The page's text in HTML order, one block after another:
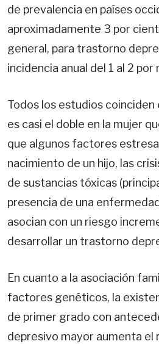
de prevalencia en países
aproximadamente 3 por
general, para trastorno
incidencia anual del 1 al 2 por
Todos los estudios coinciden
es casi el doble en la mujer
que algunos factores
nacimiento de un hijo, las
de sustancias tóxicas
presencia de una
asocian con un riesgo
desarrollar un trastorno
En cuanto a la asociación
factores genéticos, la
de primer grado con
depresivo mayor aumenta el